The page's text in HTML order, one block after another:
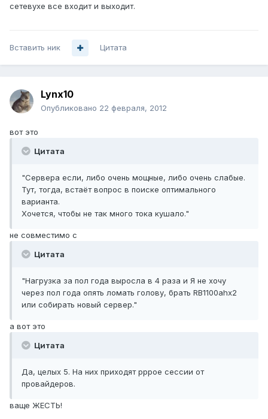
сетевухе все входит и выходит.
Вставить ник Цитата
Lynx10
Опубликовано 22 февраля, 2012
вот это
Цитата
"Сервера если, либо очень мощные, либо очень слабые.
Тут, тогда, встаёт вопрос в поиске оптимального
варианта.
Хочется, чтобы не так много тока кушало."
не совместимо с
Цитата
"Нагрузка за пол года выросла в 4 раза и Я не хочу
через пол года опять ломать голову, брать RB1100ahx2
или собирать новый сервер."
а вот это
Цитата
Да, целых 5. На них приходят pppoe сессии от
провайдеров.
ваще ЖЕСТЬ!